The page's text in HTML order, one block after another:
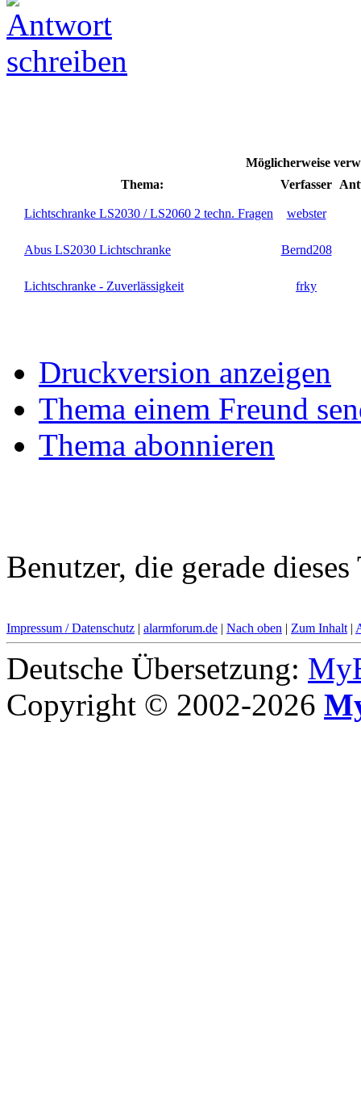
Möglicherweise
Thema:
Verfasser
Lichtschranke LS2030 / LS2060 2 techn. Fragen webster
Abus LS2030 Lichtschranke Bernd208
Lichtschranke - Zuverlässigkeit frky
Druckversion anzeigen
Thema einem Freund
Thema abonnieren
Benutzer, die gerade
Impressum / Datenschutz | alarmforum.de | Nach oben | Zum Inhalt |
Deutsche Übersetzung:
Copyright © 2002-2026